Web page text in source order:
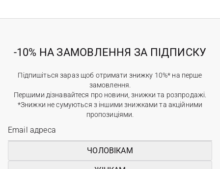
-10% НА ЗАМОВЛЕННЯ ЗА ПІДПИСКУ
Підпишіться зараз щоб отримати знижку 10%* на перше
замовлення.
Першими дізнавайтеся про новини, знижки та розпродажі.
*Знижки не сумуються з іншими знижками та акційними
пропозиціями.
ЧОЛОВІКАМ